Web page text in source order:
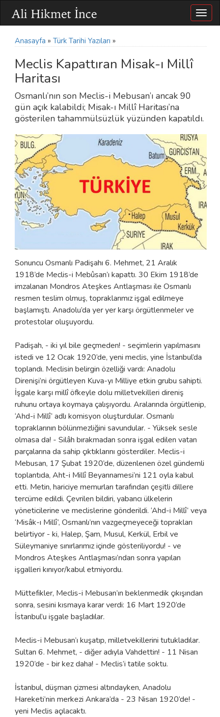
Anasayfa » Türk Tarihi Yazıları »
Meclis Kapattıran Misak-ı Millî
Haritası
Osmanlı’nın son Meclis-i Mebusan’ı ancak 90
gün açık kalabildi; Misak-ı Millî Haritası’na
gösterilen tahammülsüzlük yüzünden kapatıldı.
Sonuncu Osmanlı Padişahı 6. Mehmet, 21 Aralık
1918’de Meclis-i Mebûsan’ı kapattı. 30 Ekim 1918’de
imzalanan Mondros Ateşkes Antlaşması ile Osmanlı
resmen teslim olmuş, topraklarımız işgal edilmeye
başlamıştı. Anadolu’da yer yer karşı örgütlenmeler ve
protestolar oluşuyordu.
Padişah, - iki yıl bile geçmeden! - seçimlerin yapılmasını
istedi ve 12 Ocak 1920’de, yeni meclis, yine İstanbul’da
toplandı. Meclisin belirgin özelliği vardı: Anadolu
Direnişi’ni örgütleyen Kuva-yı Milliye etkin grubu sahipti.
İşgale karşı millî öfkeyle dolu milletvekilleri direniş
ruhunu ortaya koymaya çalışıyordu. Aralarında örgütlenip,
‘Ahd-i Millî’ adlı komisyon oluşturdular. Osmanlı
topraklarının bölünmezliğini savundular. - Yüksek sesle
olmasa da! - Silâh bırakmadan sonra işgal edilen vatan
parçalarına da sahip çıktıklarını gösterdiler. Meclis-i
Mebusan, 17 Şubat 1920’de, düzenlenen özel gündemli
toplantıda, Aht-i Millî Beyannamesi’ni 121 oyla kabul
etti. Metin, hariciye memurları tarafından çeşitli dillere
tercüme edildi. Çevrilen bildiri, yabancı ülkelerin
yöneticilerine ve meclislerine gönderildi. ‘Ahd-i Millî’ veya
‘Misâk-ı Millî’, Osmanlı’nın vazgeçmeyeceği toprakları
belirtiyor - ki, Halep, Şam, Musul, Kerkül, Erbil ve
Süleymaniye sınırlarımız içinde gösteriliyordu! - ve
Mondros Ateşkes Antlaşması’ndan sonra yapılan
işgalleri kınıyor/kabul etmiyordu.
Müttefikler, Meclis-i Mebusan’ın beklenmedik çıkışından
sonra, sesini kısmaya karar verdi: 16 Mart 1920’de
İstanbul’u işgale başladılar.
Meclis-i Mebusan’ı kuşatıp, milletvekillerini tutukladılar.
Sultan 6. Mehmet, - diğer adıyla Vahdettin! - 11 Nisan
1920’de - bir kez daha! - Meclis’i tatile soktu.
İstanbul, düşman çizmesi altındayken, Anadolu
Hareketi’nin merkezi Ankara’da - 23 Nisan 1920’de! -
yeni Meclis açılacaktı.